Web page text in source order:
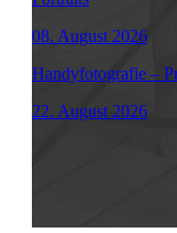
08. August 2026
Handyfotografie –
22. August 2026